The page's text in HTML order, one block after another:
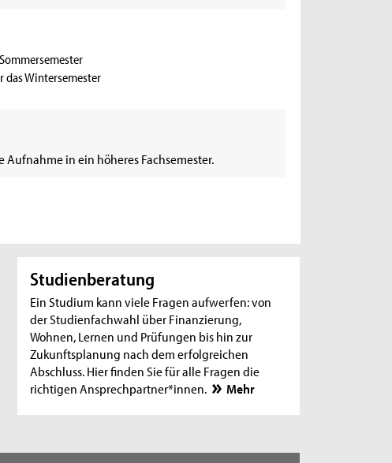
das Wintersemester
in ein höheres Fachsemester.
Studienberatung
Ein Studium kann viele Fragen aufwerfen: von
der Studienfachwahl über Finanzierung,
Wohnen, Lernen und Prüfungen bis hin zur
Zukunftsplanung nach dem erfolgreichen
Abschluss. Hier finden Sie für alle Fragen die
richtigen Ansprechpartner*innen.
Mehr